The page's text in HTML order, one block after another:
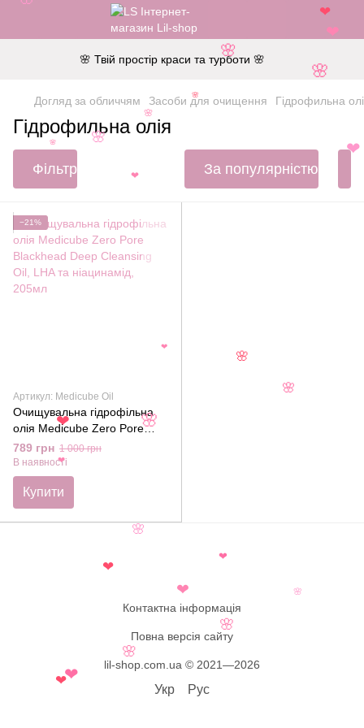
🌸 Твій простір краси та турботи 🌸
Догляд за обличчям Засоби для очищення Гідрофильна
Гідрофильна олія
Фільтр За популярністю
−21%
Артикул: Medicube Oil
Очищувальна гідрофільна
олія Medicube Zero Pore
Blackhead Deep Cleansing
Oil, LHA та ніацинамід,
205мл
789 грн 1 000 грн
В наявності
Купити
Контактна інформація
Повна версія сайту
lil-shop.com.ua © 2021—2026
Укр Рус
❤
❤
🌸
🌸
❤
🌸
🌸
❤
🌸
🌸
🌸
❤
❤
🌸
❤
❤
🌸
🌸
❤
🌸
🌸
🌸
❤
❤
❤